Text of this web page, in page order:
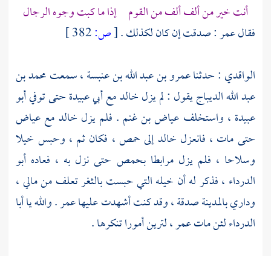
أنت خير من ألف ألف من القوم إذا ما كبت وجوه الرجال
فقالعمر: صدقت إن كان لكذلك .[ص:
الواقدي : حدثناعمرو بن عبد الله بن عنبسة، سمعتمحمد بن
عبد الله الديباجيقول : لم يزلخالدمعأبي عبيدةحتى توفيأبو
عبيدة ، واستخلف عياض بن غنم . فلم يزل خالدمععياض
حتى مات ، فانعزل خالدإلىحمص، فكان ثم ، وحبس خيلا
وسلاحا ، فلم يزل مرابطابحمص حتى نزل به ، فعاده أبو
الدرداء ، فذكر له أن خيله التي حبست بالثغر تعلف من مالي ،
وداريبالمدينةصدقة ، وقد كنت أشهدت عليهاعمر. والله ياأبا
الدرداءلئن ماتعمر، لترين أمورا تنكرها .